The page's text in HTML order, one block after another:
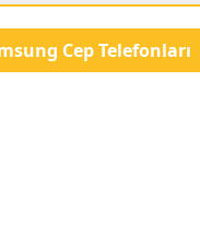
Cep Telefonları